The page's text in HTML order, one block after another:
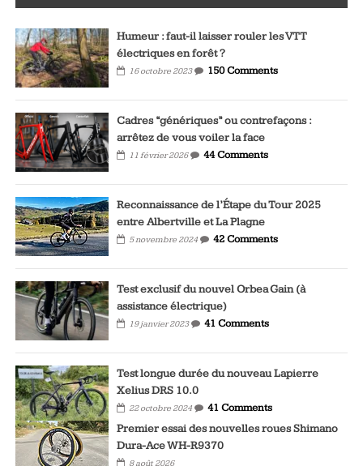
Humeur : faut-il laisser rouler les VTT
électriques en forêt ?
16 octobre 2023 150 Comments
Cadres “génériques” ou contrefaçons :
arrêtez de vous voiler la face
11 février 2026 44 Comments
Reconnaissance de l’Étape du Tour 2025
entre Albertville et La Plagne
5 novembre 2024 42 Comments
Test exclusif du nouvel Orbea Gain (à
assistance électrique)
19 janvier 2023 41 Comments
Test longue durée du nouveau Lapierre
Xelius DRS 10.0
22 octobre 2024
41 Comments
Premier essai des nouvelles roues Shimano
Dura-Ace WH-R9370
8 août 2026